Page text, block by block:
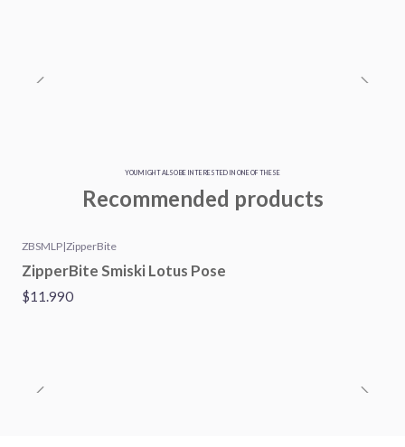
YOU MIGHT ALSO BE INTERESTED IN ONE OF THESE
Recommended products
ZBSMLP|ZipperBite
ZipperBite Smiski Lotus Pose
$11.990